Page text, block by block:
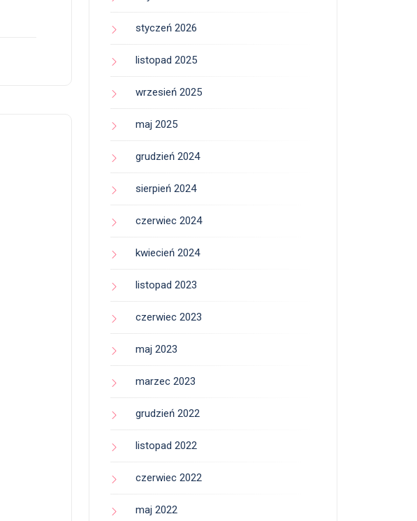
styczeń 2026
listopad 2025
wrzesień 2025
maj 2025
grudzień 2024
sierpień 2024
czerwiec 2024
kwiecień 2024
listopad 2023
czerwiec 2023
maj 2023
marzec 2023
grudzień 2022
listopad 2022
czerwiec 2022
maj 2022